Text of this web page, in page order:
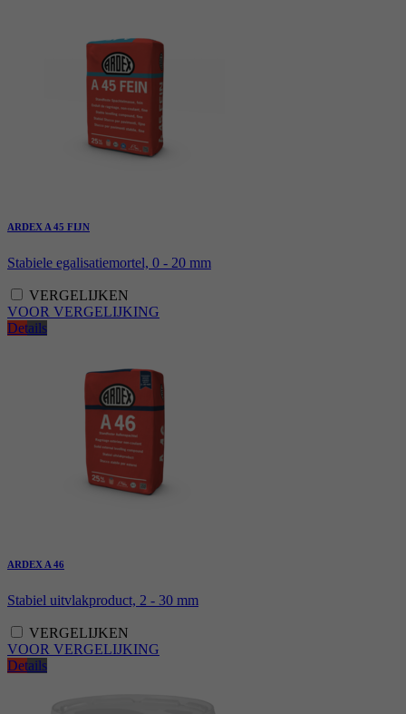
ARDEX A 45 FIJN
Stabiele egalisatiemortel, 0 - 20 mm
VERGELIJKEN
VOOR VERGELIJKING
Details
ARDEX A 46
Stabiel uitvlakproduct, 2 - 30 mm
VERGELIJKEN
VOOR VERGELIJKING
Details